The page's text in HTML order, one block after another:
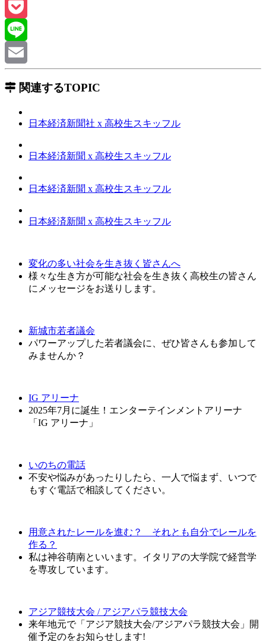
関連するTOPIC
日本経済新聞社 x 高校生スキッフル
日本経済新聞 x 高校生スキッフル
日本経済新聞 x 高校生スキッフル
日本経済新聞 x 高校生スキッフル
変化の多い社会を生き抜く皆さんへ
様々な生き方が可能な社会を生き抜く高校生の皆さん
にメッセージをお送りします。
新城市若者議会
パワーアップした若者議会に、ぜひ皆さんも参加して
みませんか？
IG アリーナ
2025年7月に誕生！エンターテインメントアリーナ
「IG アリーナ」
いのちの電話
不安や悩みがあったりしたら、一人で悩まず、いつで
もすぐ電話で相談してください。
用意されたレールを進む？ それとも自分でレールを
作る？
私は神谷萌南といいます。イタリアの大学院で経営学
を専攻しています。
アジア競技大会 / アジアパラ競技大会
来年地元で「アジア競技大会/アジアパラ競技大会」開
催予定のをお知らせします!